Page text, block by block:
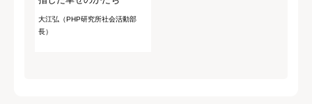
大江弘（PHP研究所社会活動部
長）